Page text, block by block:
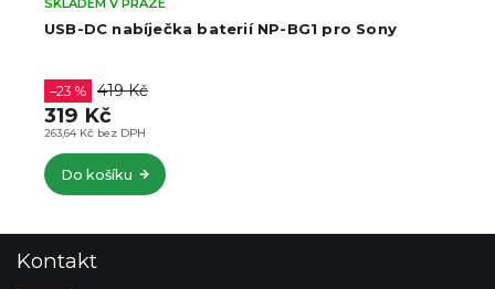
USB-DC nabíječka baterií NP-BG1 pro Sony
263,64 Kč bez DPH
–23 % 419 Kč
319 Kč
Do košíku
Kontakt